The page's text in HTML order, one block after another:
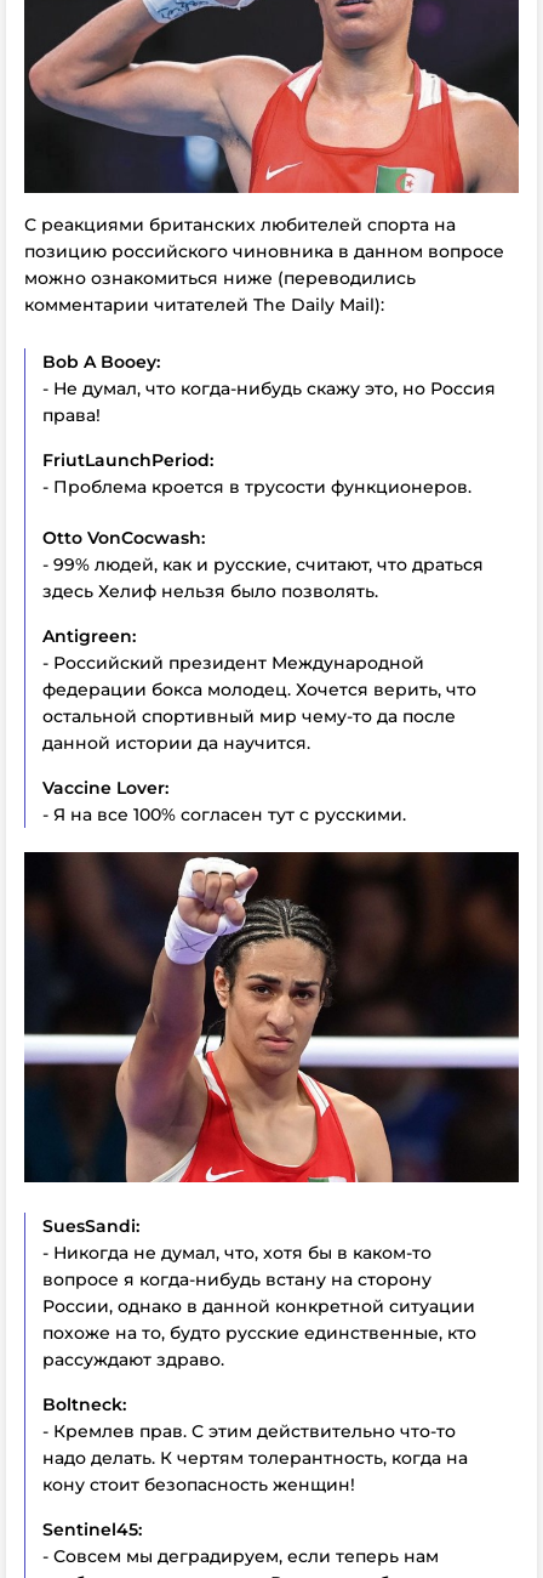
С реакциями британских любителей спорта на
позицию российского чиновника в данном вопросе
можно ознакомиться ниже (переводились
комментарии читателей The Daily Mail):
Bob A Booey:
- Не думал, что когда-нибудь скажу это, но Россия
права!
FriutLaunchPeriod:
- Проблема кроется в трусости функционеров.
Otto VonCocwash:
- 99% людей, как и русские, считают, что драться
здесь Хелиф нельзя было позволять.
Antigreen:
- Российский президент Международной
федерации бокса молодец. Хочется верить, что
остальной спортивный мир чему-то да после
данной истории да научится.
Vaccine Lover:
- Я на все 100% согласен тут с русскими.
SuesSandi:
- Никогда не думал, что, хотя бы в каком-то
вопросе я когда-нибудь встану на сторону
России, однако в данной конкретной ситуации
похоже на то, будто русские единственные, кто
рассуждают здраво.
Boltneck:
- Кремлев прав. С этим действительно что-то
надо делать. К чертям толерантность, когда на
кону стоит безопасность женщин!
Sentinel45:
- Совсем мы деградируем, если теперь нам